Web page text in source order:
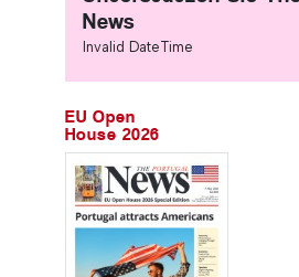
News
Invalid DateTime
EU Open
House 2026